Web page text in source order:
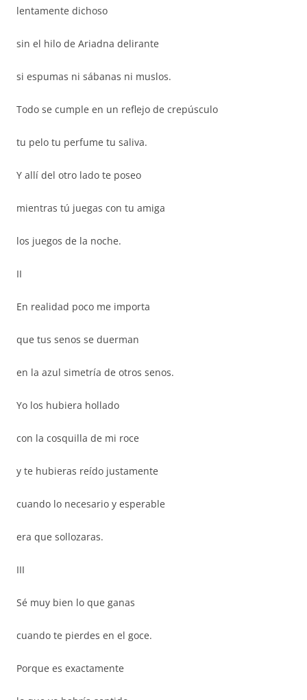
lentamente dichoso
sin el hilo de Ariadna delirante
si espumas ni sábanas ni muslos.
Todo se cumple en un reflejo de crepúsculo
tu pelo tu perfume tu saliva.
Y allí del otro lado te poseo
mientras tú juegas con tu amiga
los juegos de la noche.
II
En realidad poco me importa
que tus senos se duerman
en la azul simetría de otros senos.
Yo los hubiera hollado
con la cosquilla de mi roce
y te hubieras reído justamente
cuando lo necesario y esperable
era que sollozaras.
III
Sé muy bien lo que ganas
cuando te pierdes en el goce.
Porque es exactamente